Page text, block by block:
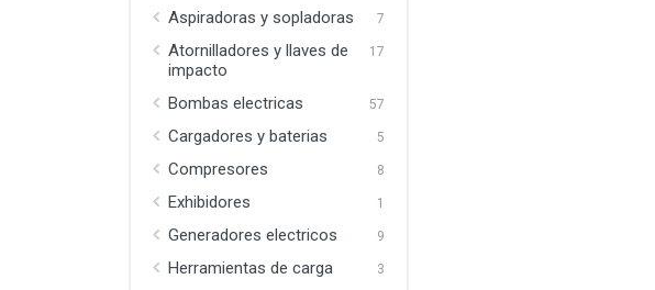
Aspiradoras y sopladoras 7
Atornilladores y llaves de
impacto
17
Bombas electricas 57
Cargadores y baterias 5
Compresores 8
Exhibidores 1
Generadores electricos 9
Herramientas de carga 3